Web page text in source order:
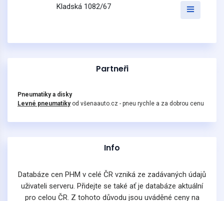
Kladská 1082/67
Partneři
Pneumatiky a disky
Levné pneumatikyod všenaauto.cz - pneu rychle a za dobrou cenu
Info
Databáze cen PHM v celé ČR vzniká ze zadávaných údajů
uživateli serveru. Přidejte se také ať je databáze aktuální
pro celou ČR. Z tohoto důvodu jsou uváděné ceny na